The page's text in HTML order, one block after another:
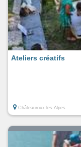
Ateliers créatifs
Châteauroux-les-Alpes